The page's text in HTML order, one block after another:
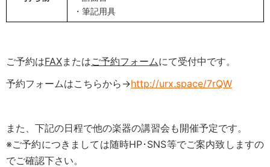
・筆記用具
ご予約はFAXまたはご予約フォームにて受付中です。
予約フォームはこちらから→http://urx.space/7rQW
また、下記の日程で他の楽器の講習会も開催予定です。
※ご予約につきましては随時HP･SNS等でご案内致しますの
でご確認下さい。